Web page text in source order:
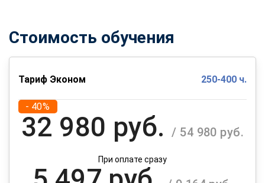
Стоимость обучения
Тариф Эконом 250-400 ч.
- 40%
32 980 руб. / 54 980 руб.
При оплате сразу